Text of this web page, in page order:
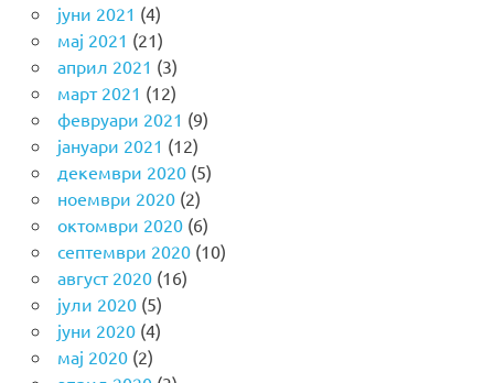
јуни 2021 (4)
мај 2021 (21)
април 2021 (3)
март 2021 (12)
февруари 2021 (9)
јануари 2021 (12)
декември 2020(5)
ноември 2020(2)
октомври 2020(6)
септември 2020(10)
август 2020(16)
јули 2020(5)
јуни 2020(4)
мај 2020(2)